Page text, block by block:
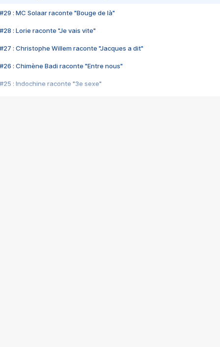
#29 : MC Solaar raconte "Bouge de là"
#28 : Lorie raconte "Je vais vite"
#27 : Christophe Willem raconte "Jacques a dit"
#26 : Chimène Badi raconte "Entre nous"
#25 : Indochine raconte "3e sexe"